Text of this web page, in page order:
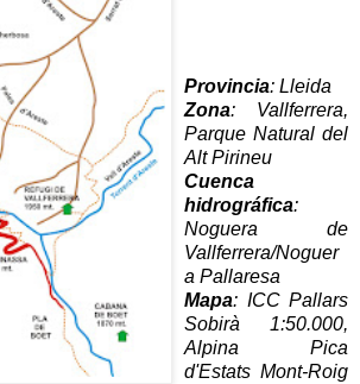
Provincia: Lleida
Zona: Vallferrera,
Parque Natural del
Alt Pirineu
Cuenca
hidrográfica:
Noguera de
Vallferrera/Noguer
a Pallaresa
Mapa: ICC Pallars
Sobirà 1:50.000,
Alpina Pica
d'Estats Mont-Roig